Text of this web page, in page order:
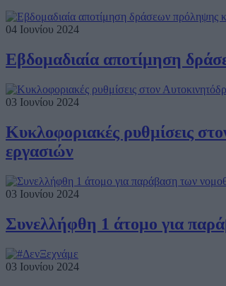
04 Ιουνίου 2024
Εβδομαδιαία αποτίμηση
03 Ιουνίου 2024
Κυκλοφοριακές ρυθμίσεις
εργασιών
03 Ιουνίου 2024
Συνελλήφθη 1 άτομο για
03 Ιουνίου 2024